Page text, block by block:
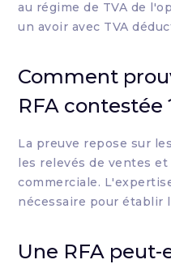
au régime de TVA de
un avoir avec TVA
Comment
RFA contestée
La preuve repose sur
les relevés de ventes
commerciale.
nécessaire pour établir
Une RFA